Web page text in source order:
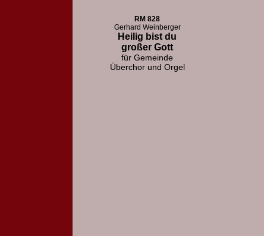
RM 828
Gerhard Weinberger
Heilig bist du
großer Gott
für Gemeinde
Überchor und Orgel